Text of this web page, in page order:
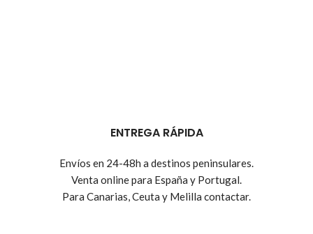
ENTREGA RÁPIDA
Envíos en 24-48h a destinos peninsulares.
Venta online para España y Portugal.
Para Canarias, Ceuta y Melilla contactar.